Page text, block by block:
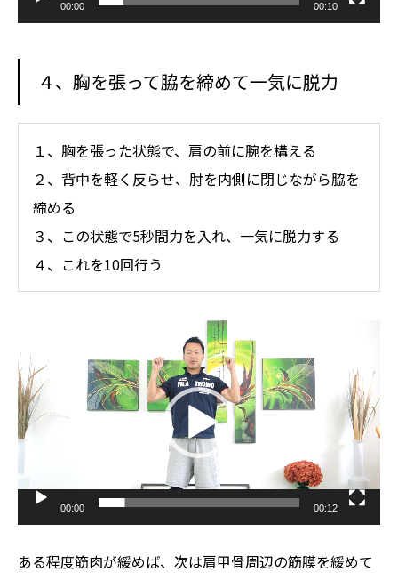
00:00 00:10
４、胸を張って脇を締めて一気に脱力
１、胸を張った状態で、肩の前に腕を構える
２、背中を軽く反らせ、肘を内側に閉じながら脇を
締める
３、この状態で5秒間力を入れ、一気に脱力する
４、これを10回行う
プ
レ
ー
ヤ
ー
00:00 00:12
ある程度筋肉が緩めば、次は肩甲骨周辺の筋膜を緩めて